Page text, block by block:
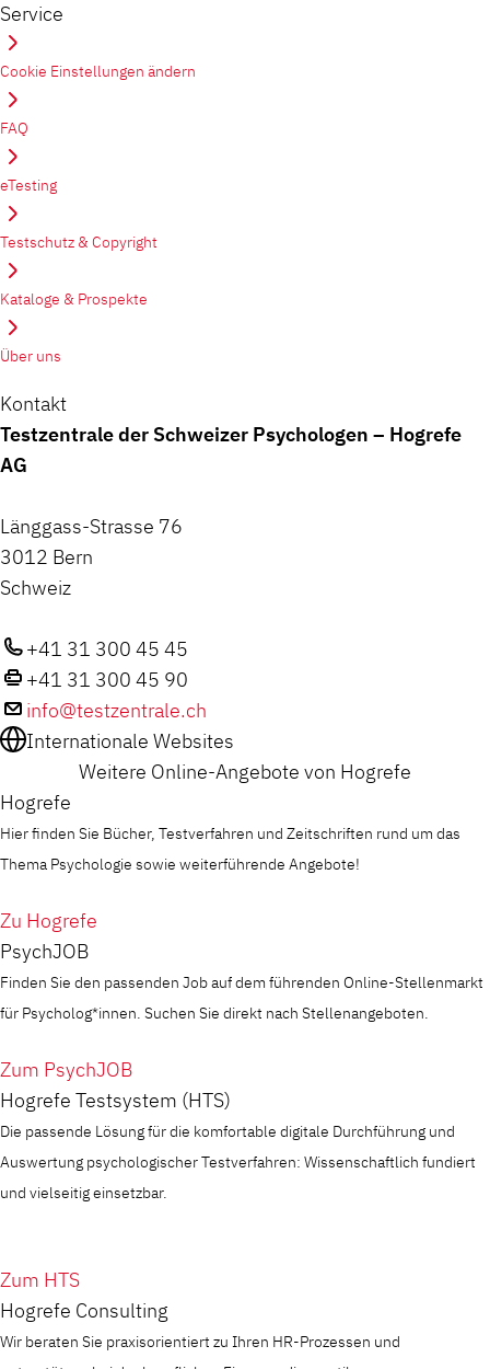
Service
Cookie Einstellungen ändern
FAQ
eTesting
Testschutz & Copyright
Kataloge & Prospekte
Über uns
Kontakt
Testzentrale der Schweizer Psychologen – Hogrefe
AG
Länggass-Strasse 76
3012 Bern
Schweiz
+41 31 300 45 45
+41 31 300 45 90
info@testzentrale.ch
Internationale Websites
Weitere Online-Angebote von Hogrefe
Hogrefe
Hier finden Sie Bücher, Testverfahren und Zeitschriften rund um das
Thema Psychologie sowie weiterführende Angebote!
Zu Hogrefe
PsychJOB
Finden Sie den passenden Job auf dem führenden Online-Stellenmarkt
für Psycholog*innen. Suchen Sie direkt nach Stellenangeboten.
Zum PsychJOB
Hogrefe Testsystem (HTS)
Die passende Lösung für die komfortable digitale Durchführung und
Auswertung psychologischer Testverfahren: Wissenschaftlich fundiert
und vielseitig einsetzbar.
Zum HTS
Hogrefe Consulting
Wir beraten Sie praxisorientiert zu Ihren HR-Prozessen und